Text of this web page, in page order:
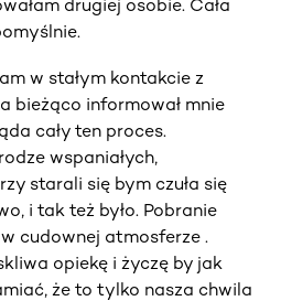
drugiej osobie. Cała
w stałym kontakcie z
bieżąco informował mnie
cały ten proces.
wspaniałych,
starali się bym czuła się
i tak też było. Pobranie
cudownej atmosferze .
opiekę i życzę by jak
że to tylko nasza chwila